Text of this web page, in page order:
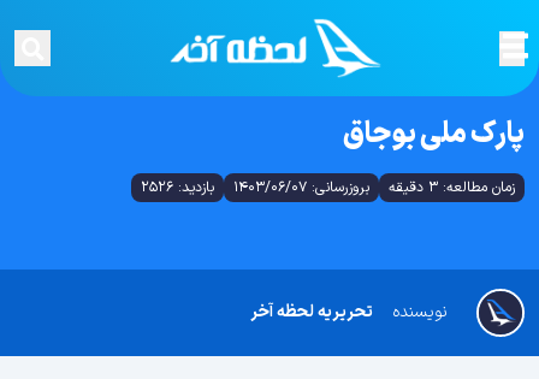
پارک ملی بوجاق
زمان مطالعه: 3 دقیقه بروزرسانی: 1403/06/07 بازدید: 2526
تحریریه لحظه آخر نویسنده